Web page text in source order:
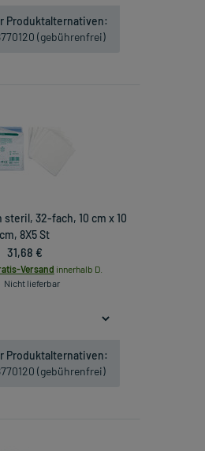
Produktalternativen:
(gebührenfrei)
32-fach, 10 cm x 10
cm, 8X5 St
31,68 €
Versand innerhalb D.
Nicht lieferbar
Produktalternativen:
(gebührenfrei)